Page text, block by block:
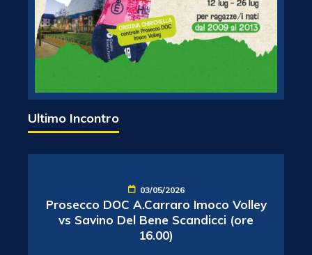
Ultimo Incontro
03/05/2026
Prosecco DOC A.Carraro Imoco Volley
vs Savino Del Bene Scandicci (ore
16.00)